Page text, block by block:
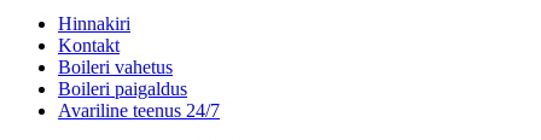
Hinnakiri
Kontakt
Boileri vahetus
Boileri paigaldus
Avariline teenus 24/7